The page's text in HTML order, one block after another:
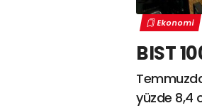
Ekonomi
BIST
yüzde 8,4